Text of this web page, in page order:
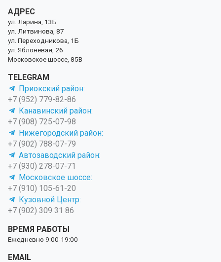
АДРЕС
ул. Ларина, 13Б
ул. Литвинова, 87
ул. Переходникова, 1Б
ул. Яблоневая, 26
Московское шоссе, 85В
TELEGRAM
Приокский район:
+7 (952) 779-82-86
Канавинский район:
+7 (908) 725-07-98
Нижегородский район:
+7 (902) 788-07-79
Автозаводский район:
+7 (930) 278-07-71
Московское шоссе:
+7 (910) 105-61-20
Кузовной Центр:
+7 (902) 309 31 86
ВРЕМЯ РАБОТЫ
Ежедневно 9:00-19:00
EMAIL